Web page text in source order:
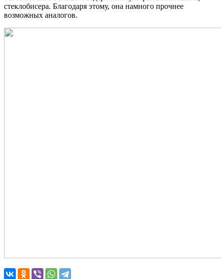
стеклобисера. Благодаря этому, она намного прочнее
возможных аналогов.